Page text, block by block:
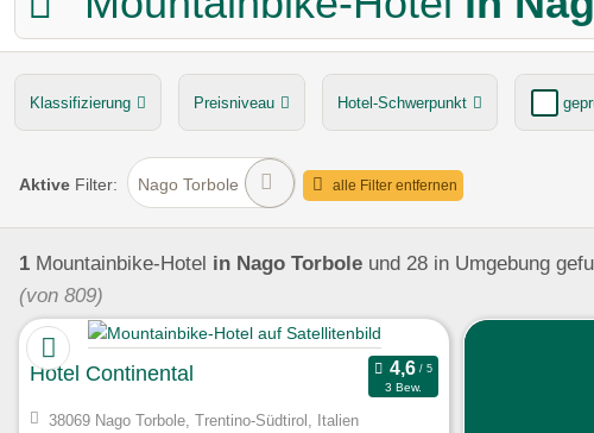
Klassifizierung Preisniveau Hotel-Schwerpunkt
Servicestation organisierter Transport zu Touren
Aktive Filter: Nago Torbole alle Filter entfernen
1 Mountainbike-Hotel in Nago Torbole und 28 in Umgebung
(von 809)
Hotel Continental
3 Bew.
38069 Nago Torbole, Trentino-Südtirol, Italien